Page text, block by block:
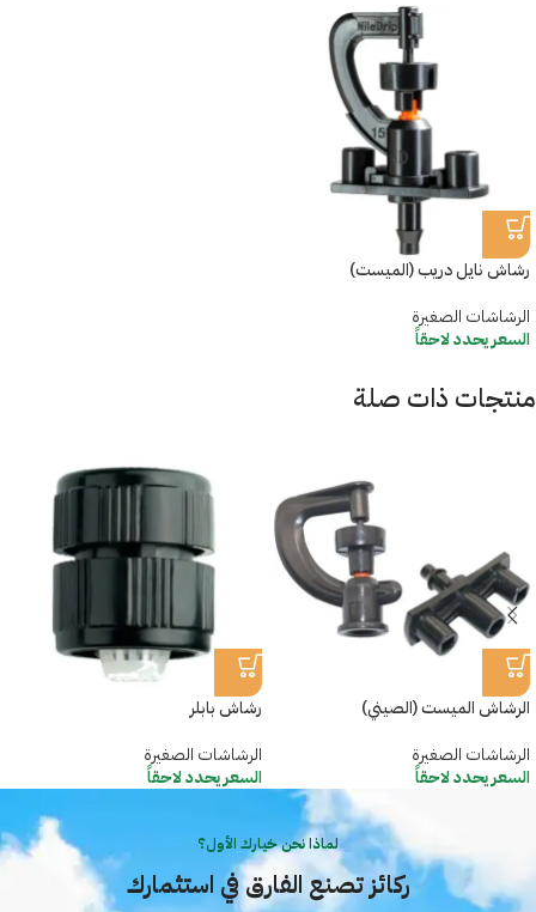
رشاش نايل دريب (الميست)
الرشاشات الصغيرة
السعر يحدد لاحقاً
منتجات ذات صلة
الرشاش الميست (الصيني)
الرشاشات الصغيرة
السعر يحدد لاحقاً
رشاش بابلر
الرشاشات الصغيرة
السعر يحدد لاحقاً
لماذا نحن خيارك الأول؟
ركائز تصنع الفارق في استثمارك